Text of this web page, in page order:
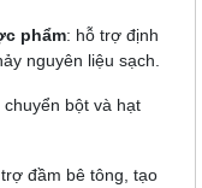
phẩm: hỗ trợ định
nguyên liệu sạch.
chuyển bột và hạt
đầm bê tông, tạo